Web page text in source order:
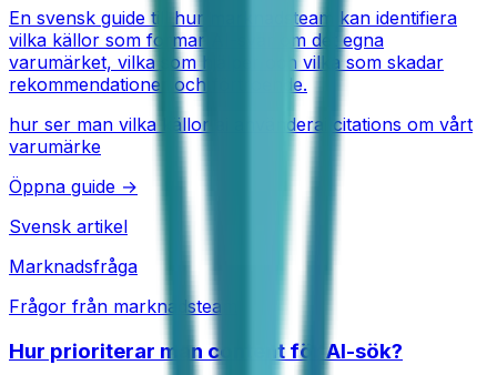
En svensk guide till hur marknadsteam kan identifiera
vilka källor som formar AI-svar om det egna
varumärket, vilka som hjälper och vilka som skadar
rekommendationer och förtroende.
hur ser man vilka källor ai använderai citations om vårt
varumärke
Öppna guide →
Svensk artikel
Marknadsfråga
Frågor från marknadsteam
Hur prioriterar man content för AI-sök?